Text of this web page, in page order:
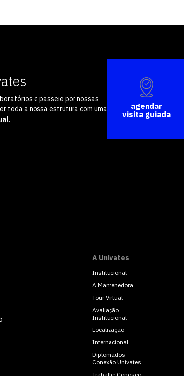
e passeie por nossas
toda a nossa estrutura com uma
.
agendar
visita guiada
A Univates
Institucional
A Mantenedora
Tour Virtual
Avaliação
Institucional
Localização
Internacional
Diplomados -
Conexão Univates
Trabalhe Conosco